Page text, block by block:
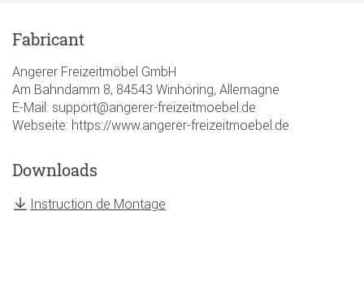
Fabricant
Angerer Freizeitmöbel GmbH
Am Bahndamm 8, 84543 Winhöring, Allemagne
E-Mail: support@angerer-freizeitmoebel.de
Webseite: https://www.angerer-freizeitmoebel.de
Downloads
Instruction de Montage